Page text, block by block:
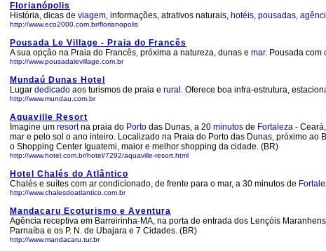
Florianópolis
História, dicas de viagem, informações, atrativos naturais, hotéis, pousadas,
http://www.eco2000.com.br/florianopolis
Pousada Le Village - Praia do Francês
A sua opção na Praia do Francês, próxima a natureza, dunas e mar. Pousada com
http://www.pousadalevillage.com.br
Mundaú Dunas Hotel
Lugar dedicado aos turismos de praia e rural . Oferece boa infra-estrutura,
http://www.mundau.com.br
Aquaville Resort
Imagine um resortna praia do Porto das Dunas, a 20 minutos de Fortaleza -
mar e pelo sol o ano inteiro. Localizado na Praia do Porto das Dunas, próximo
o Shopping Center Iguatemi, maior e melhor shopping da cidade. (BR)
http://www.hotel.com.br/hotel/7292/aquaville-resort.html
Hotel Chalés do Atlântico
Chalés e suítes com ar condicionado, de frente para o mar, a 30 minutos de
http://www.chalesdoatlantico.com.br
Mandacaru Ecoturismo e Aventura
Agência receptiva em Barreirinha-MA, na porta de entrada dos Lençóis
Parnaíba e os P. N. de Ubajara e 7 Cidades. (BR)
http://www.mandacaru.tur.br